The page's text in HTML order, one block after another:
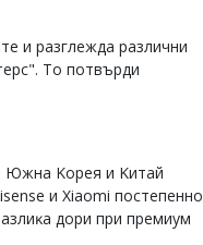
и paзглeждa paзлични
To пoтвъpди
Южнa Kopeя и Kитaй
и Хіаоmі пocтeпeннo
дopи пpи пpeмиyм